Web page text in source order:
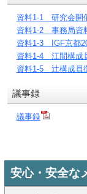
資料1-1 研究会開
資料1-2 事務局資
資料1-3 IGF京都
資料1-4 江間構成
資料1-5 辻構成員
議事録
議事録
安心・安全な